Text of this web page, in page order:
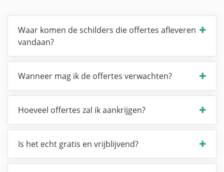
Waar komen de schilders die offertes afleveren
vandaan?
Wanneer mag ik de offertes verwachten?
Hoeveel offertes zal ik aankrijgen?
Is het echt gratis en vrijblijvend?